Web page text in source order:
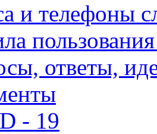
и телефоны
ответы,
- 19